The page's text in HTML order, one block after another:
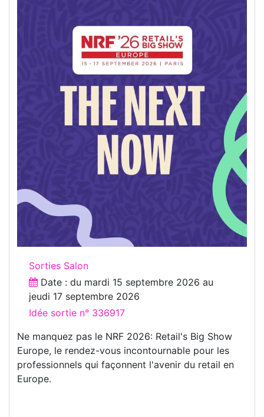
Sorties Salon
Date : du mardi 15 septembre 2026 au
jeudi 17 septembre 2026
Idée sortie n° 336917
Ne manquez pas le NRF 2026: Retail's Big Show
Europe, le rendez-vous incontournable pour les
professionnels qui façonnent l'avenir du retail en
Europe.